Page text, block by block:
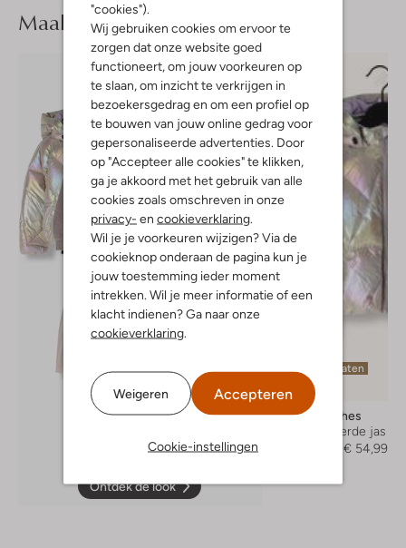
"cookies").
Wij gebruiken cookies om ervoor te
zorgen dat onze website goed
functioneert, om jouw voorkeuren op
te slaan, om inzicht te verkrijgen in
bezoekersgedrag en om een profiel op
te bouwen van jouw online gedrag voor
gepersonaliseerde advertenties. Door
op "Accepteer alle cookies" te klikken,
ga je akkoord met het gebruik van alle
cookies zoals omschreven in onze
privacy- en cookieverklaring.
Wil je je voorkeuren wijzigen? Via de
cookieknop onderaan de pagina kun je
jouw toestemming ieder moment
intrekken. Wil je meer informatie of een
klacht indienen? Ga naar onze
cookieverklaring.
Weigeren Accepteren
Cookie-instellingen
Maak jelook compleet
Ontdek de look
Laatste maten
-50%
Your Wishes
Gewatteerde jas
€ 54,99